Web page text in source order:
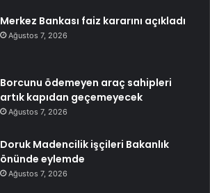
Merkez Bankası faiz kararını açıkladı
Ağustos 7, 2026
Borcunu ödemeyen araç sahipleri
artık kapıdan geçemeyecek
Ağustos 7, 2026
Doruk Madencilik işçileri Bakanlık
önünde eylemde
Ağustos 7, 2026